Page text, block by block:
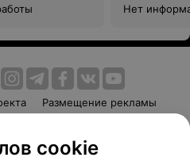
Нет
Размещение рекламы
Способы оплаты
cookie